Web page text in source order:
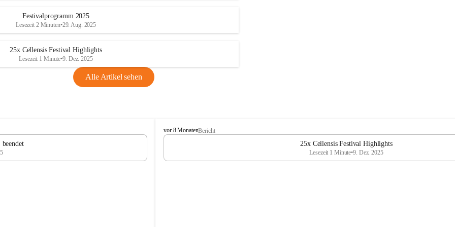
Festivalprogramm 2025
Lesezeit 2 Minuten•29. Aug. 2025
25x Cellensis Festival Highlights
Lesezeit 1 Minute•9. Dez. 2025
Alle Artikel sehen
C
e
l
vor 8 MonatenBericht
25x Cellensis Festival Highlights
Lesezeit 1 Minute•9. Dez. 2025